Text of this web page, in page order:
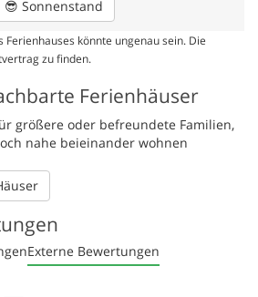
😎 Sonnenstand
Ferienhauses könnte ungenau sein. Die
zu finden.
Ferienhäuser
größere oder befreundete Familien,
nahe beieinander wohnen
Externe Bewertungen